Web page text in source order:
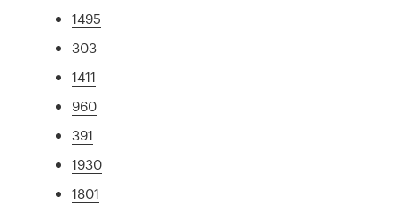
1495
303
1411
960
391
1930
1801